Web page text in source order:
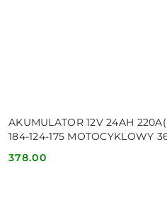
AKUMULATOR 12V 24AH
184-124-175 MOTOCYKLOWY
Cena:
378.00